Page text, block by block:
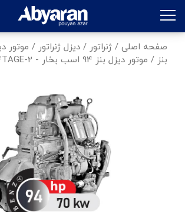
صفحه اصلی / ژنراتور / دیزل ژنراتور / موتور
بنز / موتور دیزل بنز 94 اسب بخار - OM314TAGE-2